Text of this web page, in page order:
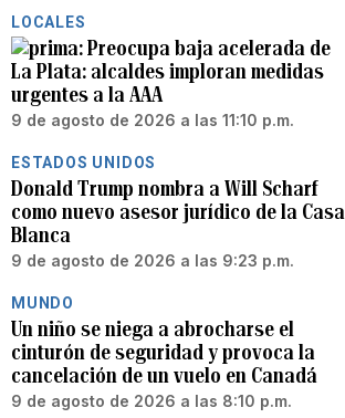
LOCALES
Preocupa baja acelerada de
La Plata: alcaldes imploran medidas
urgentes a la AAA
9 de agosto de 2026 a las 11:10 p.m.
ESTADOS UNIDOS
Donald Trump nombra a Will Scharf
como nuevo asesor jurídico de la Casa
Blanca
9 de agosto de 2026 a las 9:23 p.m.
MUNDO
Un niño se niega a abrocharse el
cinturón de seguridad y provoca la
cancelación de un vuelo en Canadá
9 de agosto de 2026 a las 8:10 p.m.